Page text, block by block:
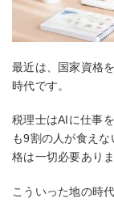
最近は、国家資格
時代です。
税理士はAIに仕事
も9割の人が食え
格は一切必要ありま
こういった地の時